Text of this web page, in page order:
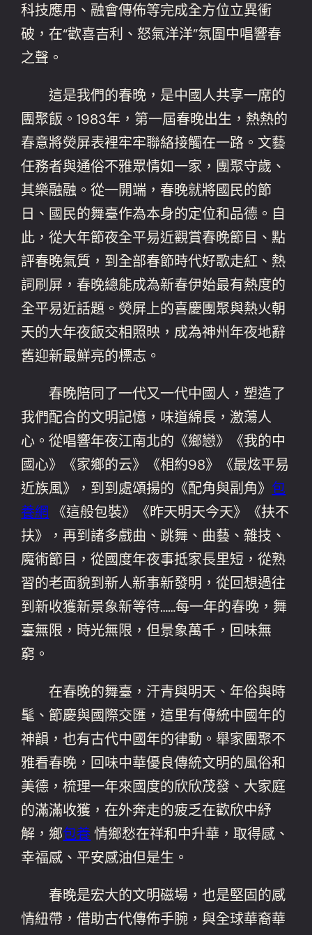
科技應用、融會傳佈等完成全方位立異衝
破，在“歡喜吉利、怒氣洋洋”氛圍中唱響春
之聲。
這是我們的春晚，是中國人共享一席的
團聚飯。1983年，第一屆春晚出生，熱熱的
春意將熒屏表裡牢牢聯絡接觸在一路。文藝
任務者與通俗不雅眾情如一家，團聚守歲、
其樂融融。從一開端，春晚就將國民的節
日、國民的舞臺作為本身的定位和品德。自
此，從大年節夜全平易近觀賞春晚節目、點
評春晚氣質，到全部春節時代好歌走紅、熱
詞刷屏，春晚總能成為新春伊始最有熱度的
全平易近話題。熒屏上的喜慶團聚與熱火朝
天的大年夜飯交相照映，成為神州年夜地辭
舊迎新最鮮亮的標志。
春晚陪同了一代又一代中國人，塑造了
我們配合的文明記憶，味道綿長，激蕩人
心。從唱響年夜江南北的《鄉戀》《我的中
國心》《家鄉的云》《相約98》《最炫平易
近族風》，到到處頌揚的《配角與副角》 包
養網 《這般包裝》《昨天明天今天》《扶不
扶》，再到諸多戲曲、跳舞、曲藝、雜技、
魔術節目，從國度年夜事抵家長里短，從熟
習的老面貌到新人新事新發明，從回想過往
到新收獲新景象新等待……每一年的春晚，舞
臺無限，時光無限，但景象萬千，回味無
窮。
在春晚的舞臺，汗青與明天、年俗與時
髦、節慶與國際交匯，這里有傳統中國年的
神韻，也有古代中國年的律動。舉家團聚不
雅看春晚，回味中華優良傳統文明的風俗和
美德，梳理一年來國度的欣欣茂發、大家庭
的滿滿收獲，在外奔走的疲乏在歡欣中紓
解，鄉包養 情鄉愁在祥和中升華，取得感、
幸福感、平安感油但是生。
春晚是宏大的文明磁場，也是堅固的感
情紐帶，借助古代傳佈手腕，與全球華裔華